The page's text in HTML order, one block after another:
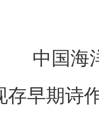
中国海
存早期诗